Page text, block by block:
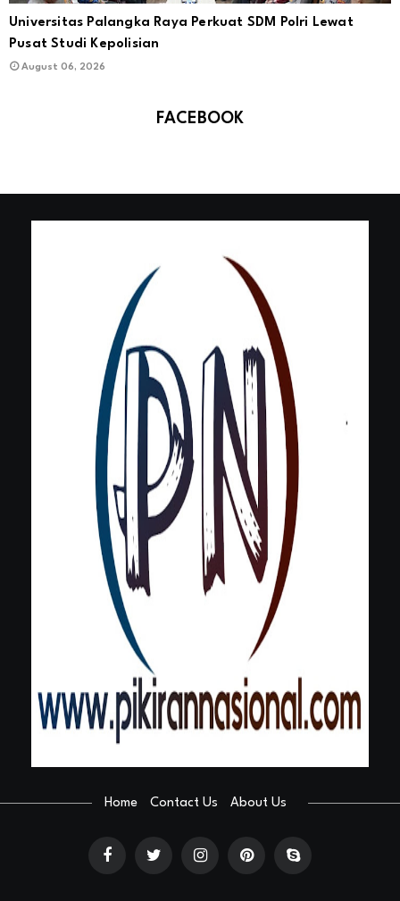
Universitas Palangka Raya Perkuat SDM Polri Lewat
Pusat Studi Kepolisian
August 06, 2026
FACEBOOK
Home Contact Us About Us